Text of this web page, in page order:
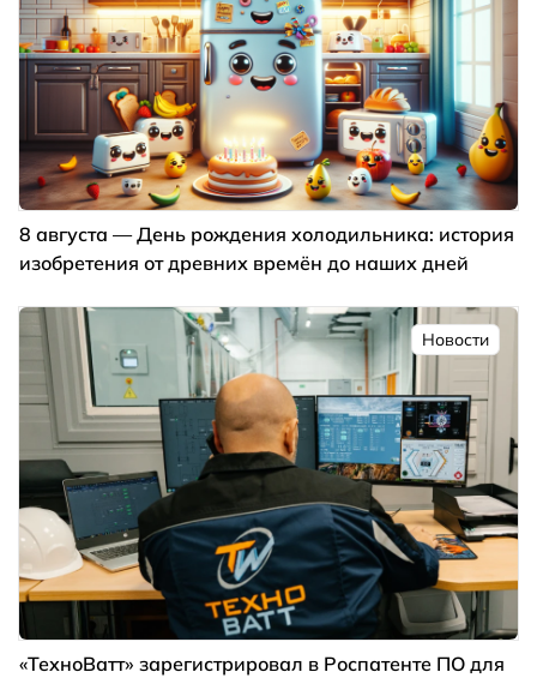
8 августа — День рождения холодильника: история
изобретения от древних времён до наших дней
Новости
«ТехноВатт» зарегистрировал в Роспатенте ПО для